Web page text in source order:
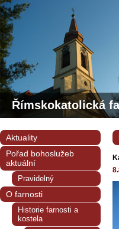
Římskokatolická
Aktuality
Pořad bohoslužeb
aktuální
Pravidelný
O farnosti
Historie farnosti a
kostela